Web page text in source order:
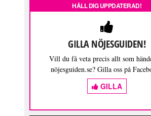
HÅLL DIG UPPDATERAD!
GILLA NÖJESGUIDEN!
Vill du få veta precis allt som
nöjesguiden.se? Gilla oss på
GILLA